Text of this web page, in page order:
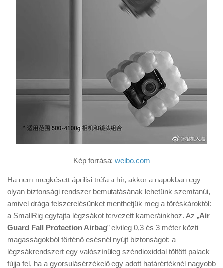
Kép forrása: weibo.com
Ha nem megkésett áprilisi tréfa a hír, akkor a napokban egy
olyan biztonsági rendszer bemutatásának lehetünk szemtanúi,
amivel drága felszerelésünket menthetjük meg a töréskároktól:
a SmallRig egyfajta légzsákot tervezett kameráinkhoz. Az „Air
Guard Fall Protection Airbag” elvileg 0,3 és 3 méter közti
magasságokból történő esésnél nyújt biztonságot: a
légzsákrendszert egy valószínűleg széndioxiddal töltött palack
fújja fel, ha a gyorsulásérzékelő egy adott határértéknél nagyobb